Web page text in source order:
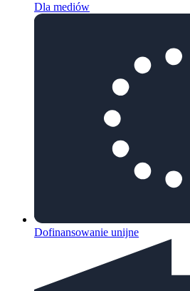
Dla mediów
Dofinansowanie unijne